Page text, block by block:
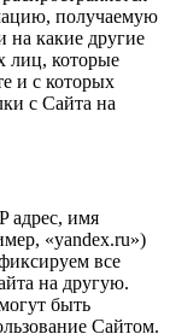
получаемую
на какие другие
лиц, которые
и с которых
с Сайта на
адрес, имя
«yandex.ru»)
все
на другую.
быть
Сайтом.